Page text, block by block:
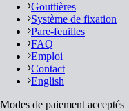
Gouttières
Système de fixation
Pare-feuilles
FAQ
Emploi
Contact
English
Modes de paiement acceptés